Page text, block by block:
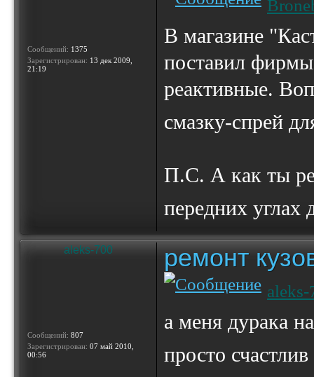
Сообщений: 1375
Зарегистрирован: 13 дек 2009,
21:19
В магазине
поставил
реактивные.
смазку-спрей
П.С. А как ты
передних углах
aleks-700
Сообщений: 807
Зарегистрирован: 07 май 2010,
00:56
ремонт
aleks-
а меня дурака
просто счастлив